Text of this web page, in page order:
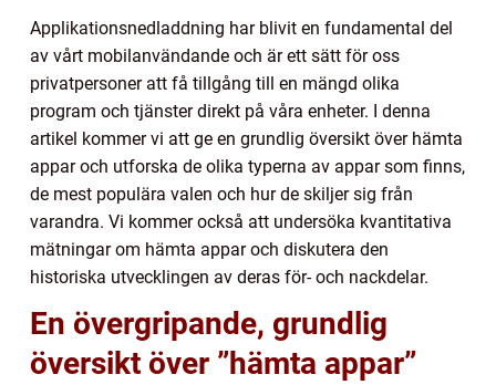
Applikationsnedladdning har blivit en fundamental del
av vårt mobilanvändande och är ett sätt för oss
privatpersoner att få tillgång till en mängd olika
program och tjänster direkt på våra enheter. I denna
artikel kommer vi att ge en grundlig översikt över hämta
appar och utforska de olika typerna av appar som finns,
de mest populära valen och hur de skiljer sig från
varandra. Vi kommer också att undersöka kvantitativa
mätningar om hämta appar och diskutera den
historiska utvecklingen av deras för- och nackdelar.
En övergripande, grundlig
översikt över ”hämta appar”